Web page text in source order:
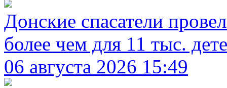
Донские спасатели
более чем для 11 тыс.
06 августа 2026 15:49